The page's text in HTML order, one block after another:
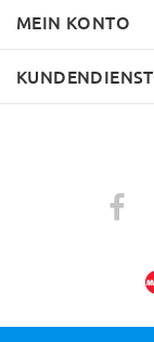
MEIN KONTO
KUNDENDIENST